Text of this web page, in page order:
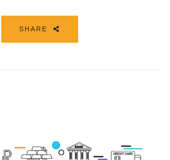
SHARE